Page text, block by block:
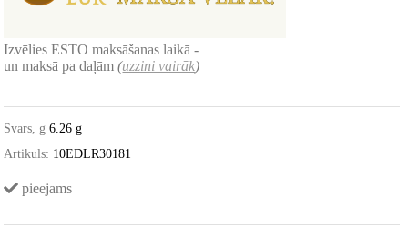
Izvēlies ESTO maksāšanas laikā -
un maksā pa daļām(uzzini vairāk)
Svars, g 6.26 g
Artikuls: 10EDLR30181
pieejams